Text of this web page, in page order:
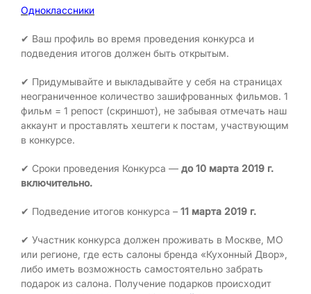
Одноклассники
✔ Ваш профиль во время проведения конкурса и
подведения итогов должен быть открытым.
✔ Придумывайте и выкладывайте у себя на страницах
неограниченное количество зашифрованных фильмов. 1
фильм = 1 репост (скриншот), не забывая отмечать наш
аккаунт и проставлять хештеги к постам, участвующим
в конкурсе.
✔ Сроки проведения Конкурса — до 10 марта 2019 г.
включительно.
✔ Подведение итогов конкурса – 11 марта 2019 г.
✔ Участник конкурса должен проживать в Москве, МО
или регионе, где есть салоны бренда «Кухонный Двор»,
либо иметь возможность самостоятельно забрать
подарок из салона. Получение подарков происходит